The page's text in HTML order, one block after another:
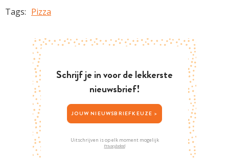
Tags: Pizza
Schrijf je in voor de lekkerste
nieuwsbrief!
JOUW NIEUWSBRIEFKEUZE >
Uitschrijven is op elk moment mogelijk
Privacybeleid